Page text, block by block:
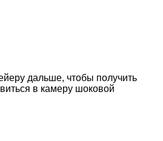
дальше, чтобы получить
в камеру шоковой